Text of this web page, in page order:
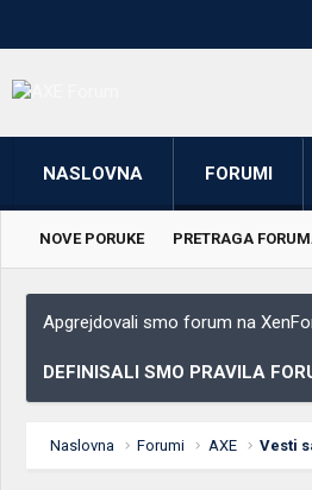
NASLOVNA FORUMI
NOVE PORUKE PRETRAGA
Apgrejdovali smo forum na
DEFINISALI SMO PRAVILA
Naslovna Forumi AXE Vesti